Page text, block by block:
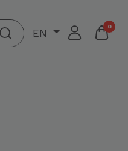
EN
0